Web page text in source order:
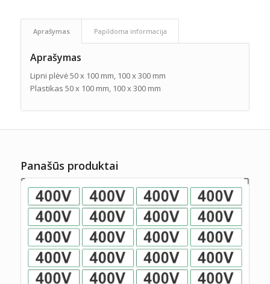
Aprašymas Papildoma informacija
Aprašymas
Lipni plėvė 50 x 100 mm, 100 x 300 mm
Plastikas 50 x 100 mm, 100 x 300 mm
Panašūs produktai